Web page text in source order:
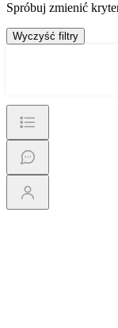
Spróbuj zmienić
Wyczyść filtry